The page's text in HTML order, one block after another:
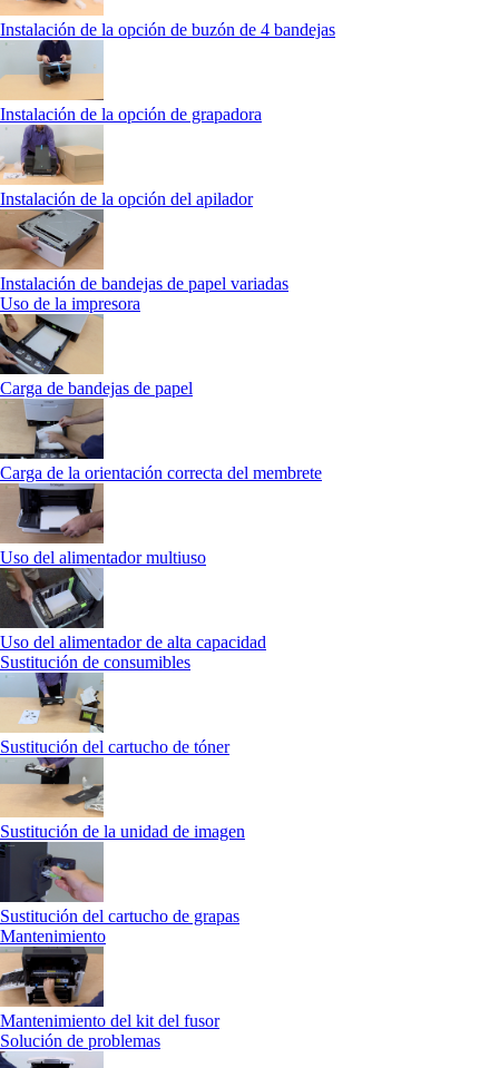
Instalación de la opción de buzón de 4 bandejas
Instalación de la opción de grapadora
Instalación de la opción del apilador
Instalación de bandejas de papel variadas
Uso de la impresora
Carga de bandejas de papel
Carga de la orientación correcta del membrete
Uso del alimentador multiuso
Uso del alimentador de alta capacidad
Sustitución de consumibles
Sustitución del cartucho de tóner
Sustitución de la unidad de imagen
Sustitución del cartucho de grapas
Mantenimiento
Mantenimiento del kit del fusor
Solución de problemas